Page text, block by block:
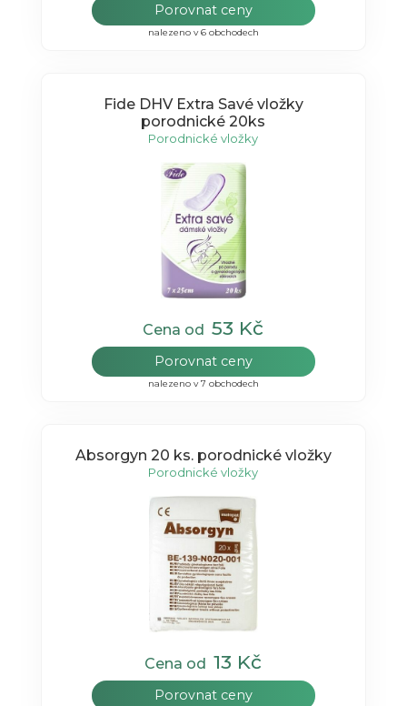
Porovnat ceny
nalezeno v 6 obchodech
Fide DHV Extra Savé vložky
porodnické 20ks
Porodnické vložky
Cena od53 Kč
Porovnat ceny
nalezeno v 7 obchodech
Absorgyn 20 ks. porodnické vložky
Porodnické vložky
Cena od13 Kč
Porovnat ceny